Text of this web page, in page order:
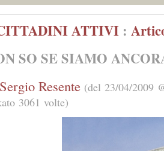
ATTIVI :
SO SE SIAMO
Sergio Resente (del 23/04/2009
3061 volte)